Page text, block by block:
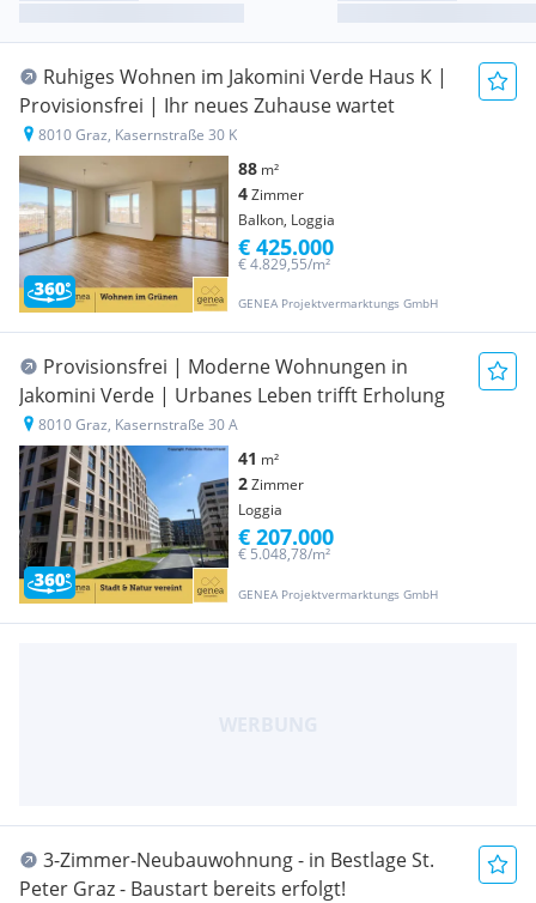
Ruhiges Wohnen im Jakomini Verde Haus K |
Provisionsfrei | Ihr neues Zuhause wartet
8010 Graz, Kasernstraße 30 K
88 m²
4Zimmer
Balkon, Loggia
GENEA Projektvermarktungs GmbH
€ 4.829,55/m²
€ 425.000
Provisionsfrei | Moderne Wohnungen in
Jakomini Verde | Urbanes Leben trifft Erholung
8010 Graz, Kasernstraße 30 A
41 m²
2Zimmer
Loggia
GENEA Projektvermarktungs GmbH
€ 5.048,78/m²
€ 207.000
3-Zimmer-Neubauwohnung - in Bestlage St.
Peter Graz - Baustart bereits erfolgt!